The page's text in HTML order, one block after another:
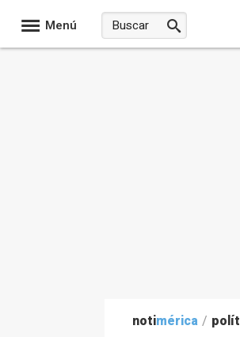
Menú
notimérica /